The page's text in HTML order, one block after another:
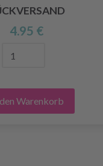
4.95 €
Warenkorb